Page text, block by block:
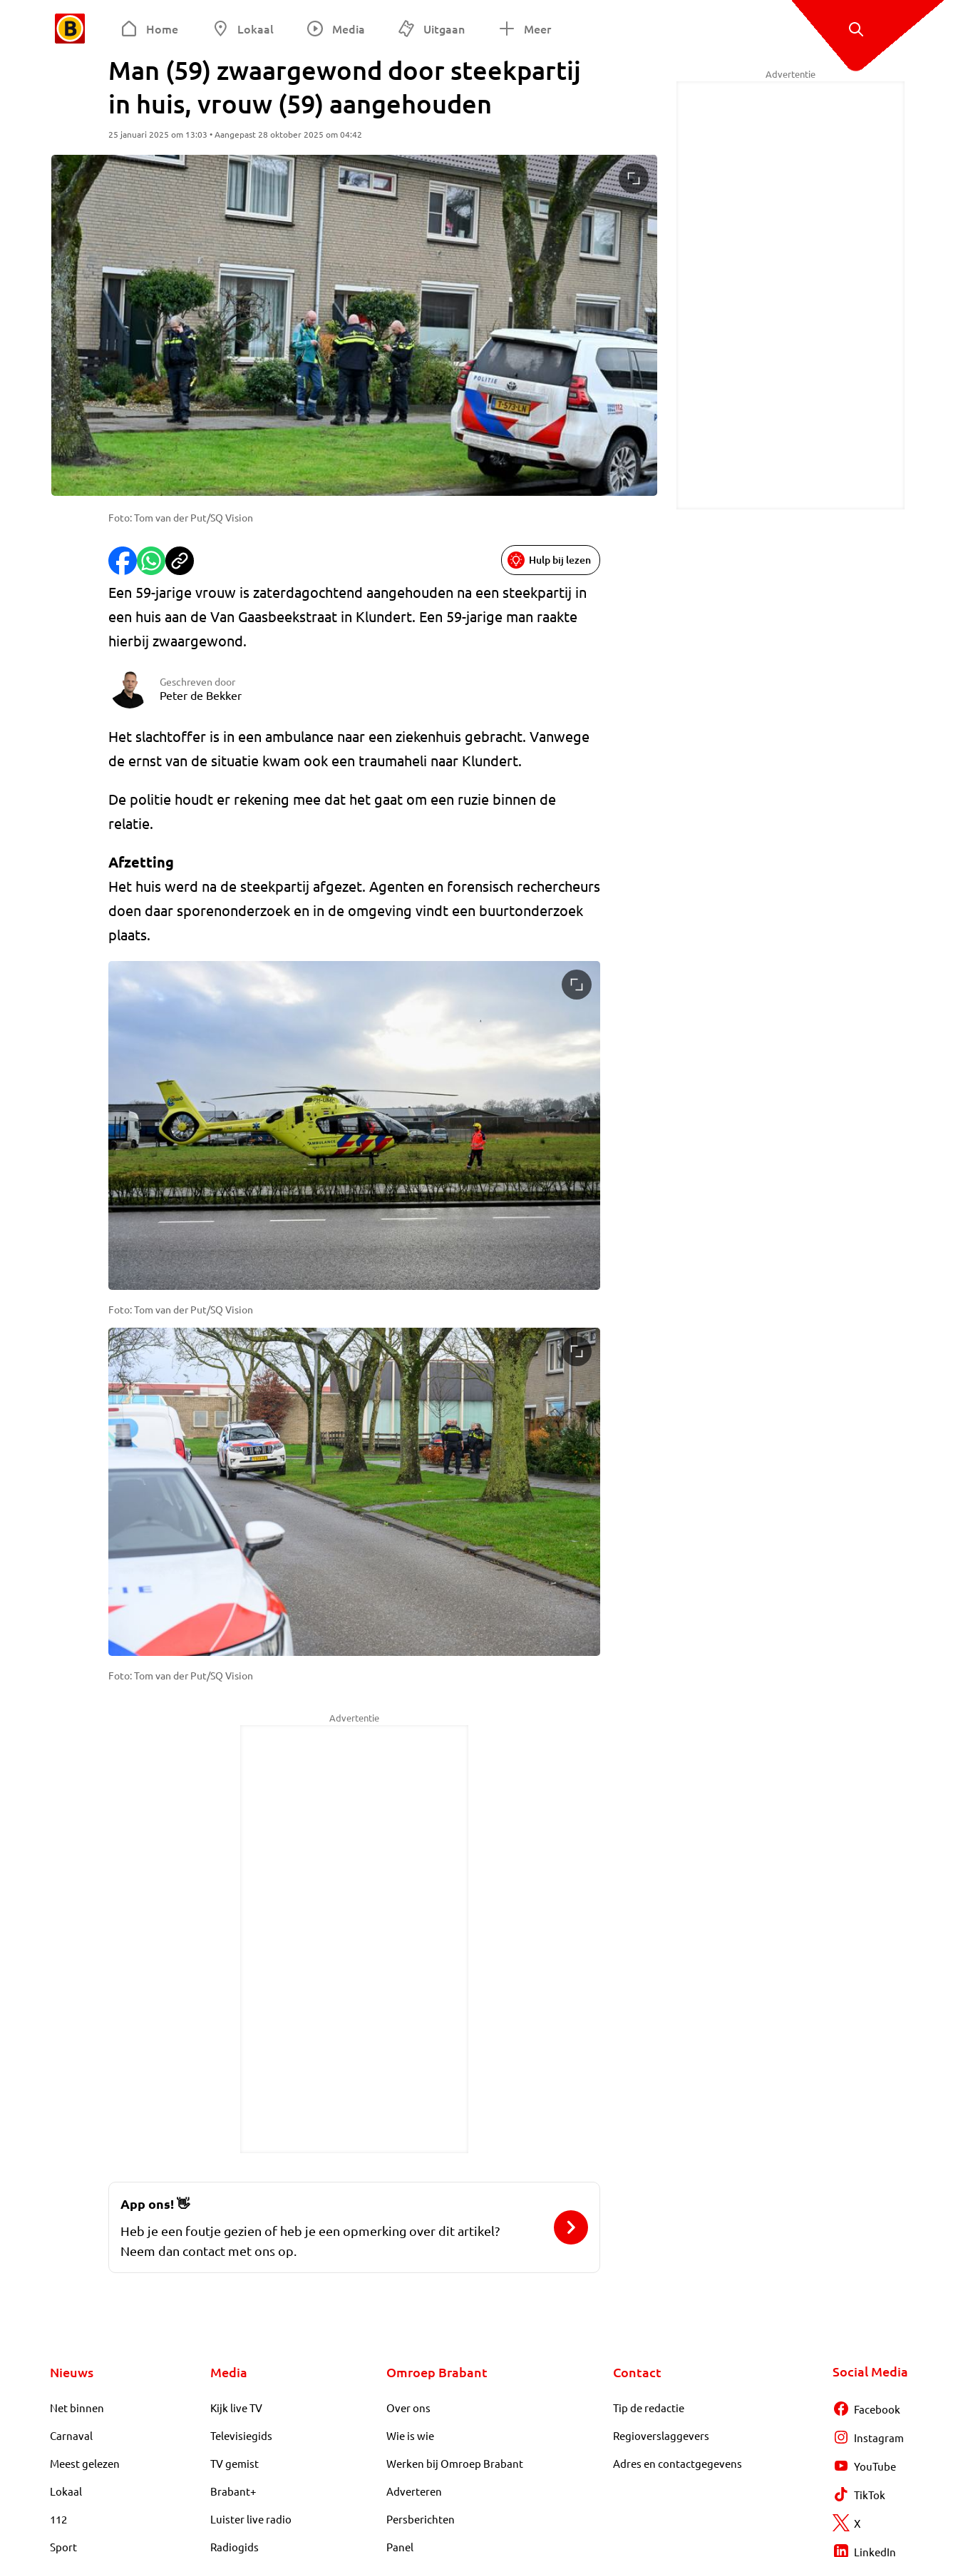
Home Lokaal Media Uitgaan Meer
Man (59) zwaargewond door steekpartij
in huis, vrouw (59) aangehouden
25 januari 2025 om 13:03 • Aangepast 28 oktober 2025 om 04:42
Foto: Tom van der Put/SQ Vision
Hulp bij lezen
Een 59-jarige vrouw is zaterdagochtend aangehouden na een steekpartij in
een huis aan de Van Gaasbeekstraat in Klundert. Een 59-jarige man raakte
hierbij zwaargewond.
Geschreven door
Peter de Bekker
Het slachtoffer is in een ambulance naar een ziekenhuis gebracht. Vanwege
de ernst van de situatie kwam ook een traumaheli naar Klundert.
De politie houdt er rekening mee dat het gaat om een ruzie binnen de
relatie.
Afzetting
Het huis werd na de steekpartij afgezet. Agenten en forensisch rechercheurs
doen daar sporenonderzoek en in de omgeving vindt een buurtonderzoek
plaats.
Foto: Tom van der Put/SQ Vision
Foto: Tom van der Put/SQ Vision
Advertentie
Advertentie
App ons!👋
Heb je een foutje gezien of heb je een opmerking over dit artikel?
Neem dan contact met ons op.
Nieuws
Net binnen
Carnaval
Meest gelezen
Lokaal
112
Sport
Media
Kijk live TV
Televisiegids
TV gemist
Brabant+
Luister live radio
Radiogids
Omroep Brabant
Over ons
Wie is wie
Werken bij Omroep Brabant
Adverteren
Persberichten
Panel
Contact
Tip de redactie
Regioverslaggevers
Adres en contactgegevens
Social Media
Facebook
Instagram
YouTube
TikTok
X
LinkedIn